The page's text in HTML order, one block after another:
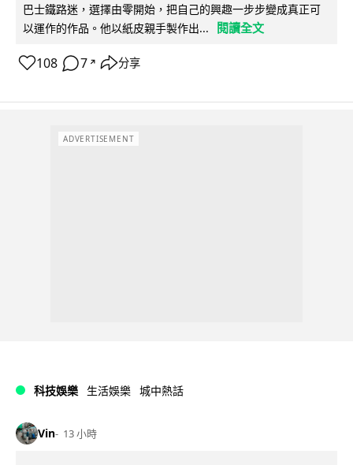
巴士鐵路迷，選擇由零開始，把自己的興趣一步步變成真正可
以運作的作品。他以紙皮親手製作出...
閱讀全文
108 7 ↗ 分享
ADVERTISEMENT
科技娛樂 生活娛樂 城中熱話
Vin 13 小時